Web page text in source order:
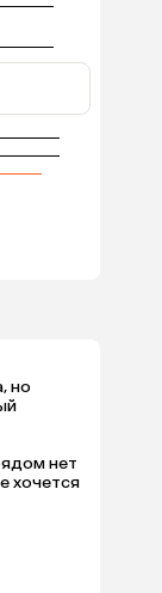
но
нет
хочется